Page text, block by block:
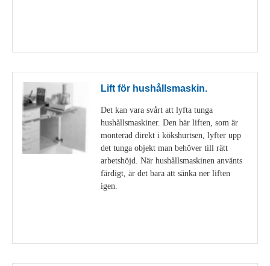
Lift för hushållsmaskin.
Det kan vara svårt att lyfta tunga
hushållsmaskiner. Den här liften, som är
monterad direkt i kökshurtsen, lyfter upp
det tunga objekt man behöver till rätt
arbetshöjd. När hushållsmaskinen använts
färdigt, är det bara att sänka ner liften
igen.